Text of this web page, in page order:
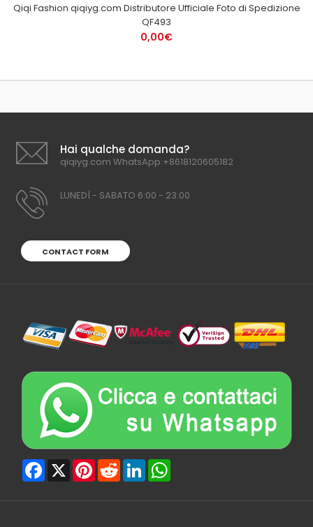
Qiqi Fashion qiqiyg.com Distributore Ufficiale Foto di Spedizione
QF493
0,00€
Hai qualche domanda?
qiqiyg.com WhatsApp:+8618120605182
LUNEDÌ - SABATO 6:00 - 23:00
CONTACT FORM
Facebook
X PinterestRedditLinkedIn